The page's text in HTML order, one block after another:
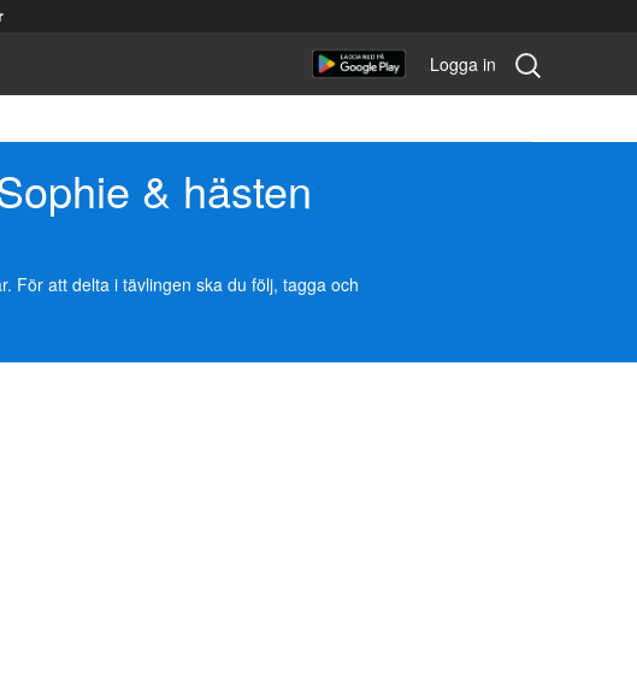
Logga in
Sök
tävling:
& hästen
För att delta i tävlingen ska du följ, tagga och